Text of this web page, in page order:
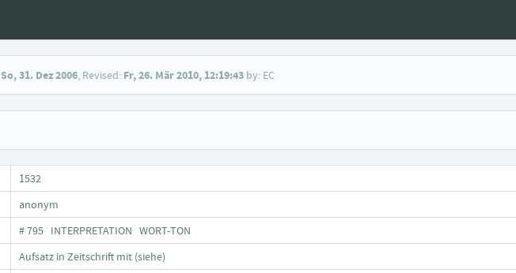
So, 31. Dez 2006, Revised: Fr, 26. Mär 2010, 12:19:43 by: EC
1532
anonym
# 795 INTERPRETATION WORT-TON
Aufsatz in Zeitschrift mit (siehe)